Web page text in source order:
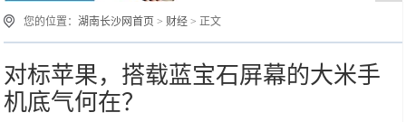
您的位置：湖南长沙网首页 > 财经 > 正文
对标苹果，搭载蓝宝石屏幕的大米手
机底气何在？